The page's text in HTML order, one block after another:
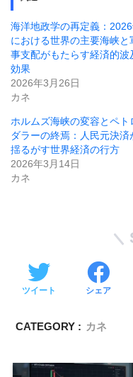
海洋地政学の再定義：
における世界の主要海峡と
事支配がもたらす経済的波
効果
2026年3月26日
カネ
ホルムズ海峡の変容とペト
ダラーの終焉：人民元決済
揺るがす世界経済の行方
2026年3月14日
カネ
ツイート シェア
CATEGORY : カネ